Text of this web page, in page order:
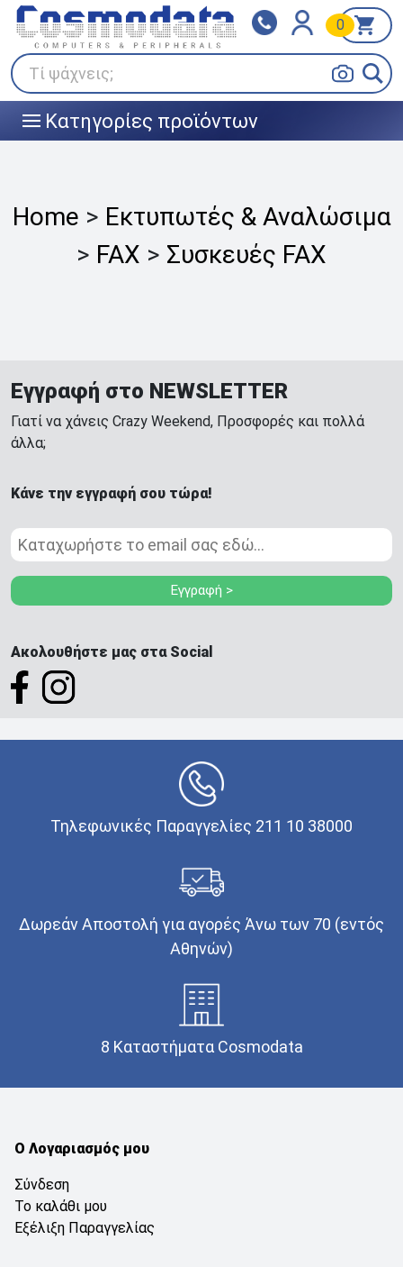
Τί ψάχνεις;
0
||| Κατηγορίες προϊόντων
Klarna
Πληρώστε σε 3
άτοκες δόσεις
BOX NOW
Home > Εκτυπωτές & Αναλώσιμα
> FAX > Συσκευές FAX
Εγγραφή στο NEWSLETTER
Γιατί να χάνεις Crazy Weekend, Προσφορές και πολλά
άλλα;
Κάνε την εγγραφή σου τώρα!
Εγγραφή >
Ακολουθήστε μας στα Social
Τηλεφωνικές Παραγγελίες 211 10 38000
Δωρεάν Αποστολή για αγορές Άνω των 70 (εντός
Αθηνών)
8 Καταστήματα Cosmodata
Ο Λογαριασμός μου
Σύνδεση
Το καλάθι μου
Εξέλιξη Παραγγελίας